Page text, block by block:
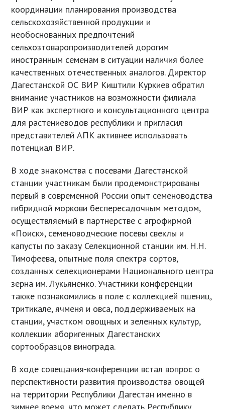
координации планирования производства
сельскохозяйственной продукции и
необоснованных предпочтений
сельхозтоваропроизводителей дорогим
иностранным семенам в ситуации наличия более
качественных отечественных аналогов. Директор
Дагестанской ОС ВИР Киштили Куркиев обратил
внимание участников на возможности филиала
ВИР как экспертного и консультационного центра
для растениеводов республики и пригласил
представителей АПК активнее использовать
потенциал ВИР.
В ходе знакомства с посевами Дагестанской
станции участникам были продемонстрированы
первый в современной России опыт семеноводства
гибридной моркови беспересадочным методом,
осуществляемый в партнерстве с агрофирмой
«Поиск», семеноводческие посевы свеклы и
капусты по заказу Селекционной станции им. Н.Н.
Тимофеева, опытные поля спектра сортов,
созданных селекционерами Национального центра
зерна им. Лукьяненко. Участники конференции
также познакомились в поле с коллекцией пшениц,
тритикале, ячменя и овса, поддерживаемых на
станции, участком овощных и зеленных культур,
коллекции аборигенных Дагестанских
сортообразцов винограда.
В ходе совещания-конференции встал вопрос о
перспективности развития производства овощей
на территории Республики Дагестан именно в